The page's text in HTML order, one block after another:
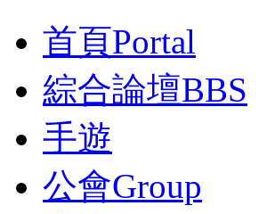
首頁Portal
綜合論壇BBS
手遊
公會Group